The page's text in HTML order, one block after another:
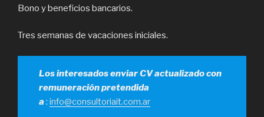
Bono y beneficios bancarios.
Tres semanas de vacaciones iniciales.
Los interesados enviar CV actualizado con
remuneración pretendida
a: info@consultoriait.com.ar